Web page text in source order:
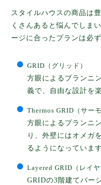
スタイルハウスの商品は
くさんあると悩んでしま
ージに合ったプランは必
GRID（グリッド）
方眼によるプランニ
義で、自由な設計を
Thermos GRID（サー
方眼によるプランニ
り、外壁にはオメガ
るようになっています
Layered GRID（レイヤ
GRIDの3階建てバー